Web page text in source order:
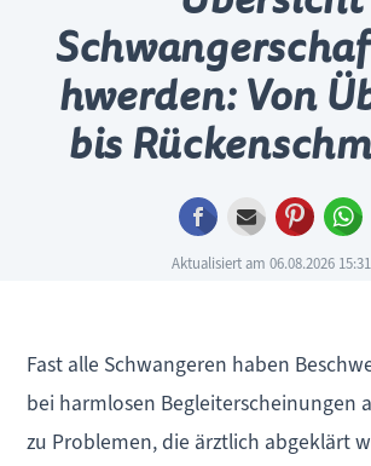
hwerden: Von
bis
Facebook
E-mail
Aktualisiert am 06.08.2026 15:31
Fast alle Schwangeren haben
bei harmlosen Begleiterscheinungen
zu Problemen, die ärztlich abgeklärt